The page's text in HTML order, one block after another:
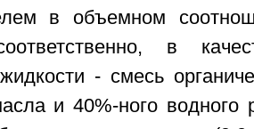
в объемном
в
- смесь
и 40%-ного водного